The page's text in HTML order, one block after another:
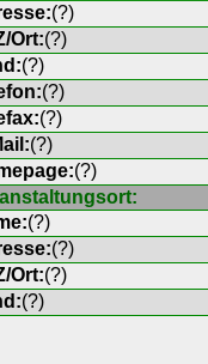
(?)
Ort:(?)
(?)
(?)
(?)
(?)
(?)
(?)
(?)
Ort:(?)
(?)